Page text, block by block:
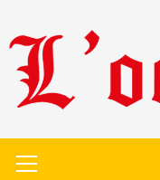
to
content
Menu